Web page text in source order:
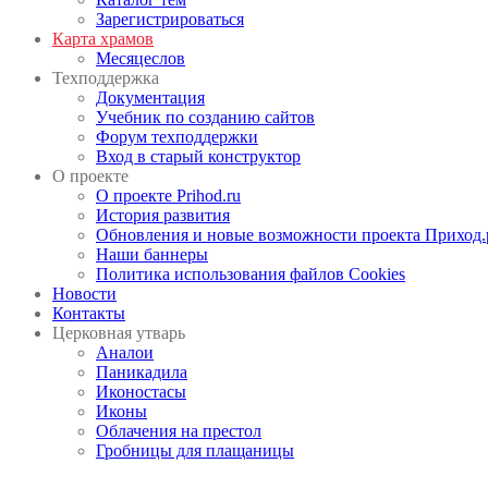
Зарегистрироваться
Карта храмов
Месяцеслов
Техподдержка
Документация
Учебник по созданию сайтов
Форум техподдержки
Вход в старый конструктор
О проекте
О проекте Prihod.ru
История развития
Обновления и новые возможности проекта
Наши баннеры
Политика использования файлов Cookies
Новости
Контакты
Церковная утварь
Аналои
Паникадила
Иконостасы
Иконы
Облачения на престол
Гробницы для плащаницы